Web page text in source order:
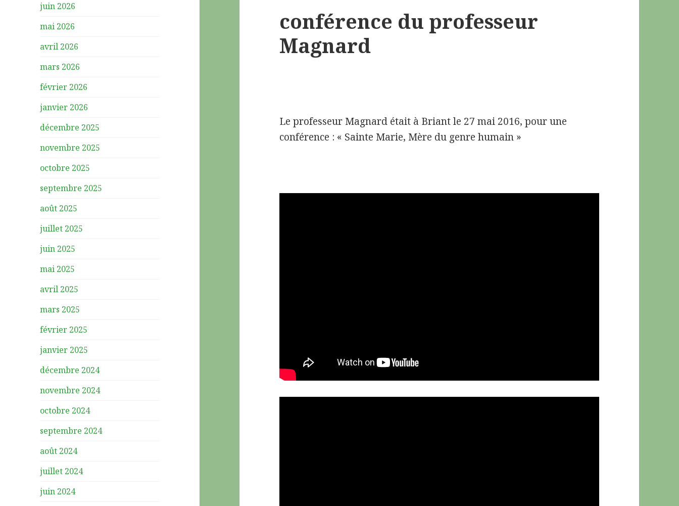
juin 2026
mai 2026
avril 2026
mars 2026
février 2026
janvier 2026
décembre 2025
novembre 2025
octobre 2025
septembre 2025
août 2025
juillet 2025
juin 2025
mai 2025
avril 2025
mars 2025
février 2025
janvier 2025
décembre 2024
novembre 2024
octobre 2024
septembre 2024
août 2024
juillet 2024
juin 2024
conférence du professeur
Magnard
Le professeur Magnard était à Briant le 27 mai 2016, pour une
conférence : « Sainte Marie, Mère du genre humain »